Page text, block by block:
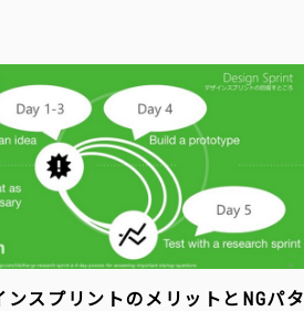
ンスプリントのメリットとNGパタ